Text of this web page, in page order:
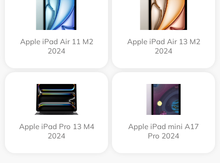
Apple iPad Air 11 M2
2024
Apple iPad Air 13 M2
2024
Apple iPad Pro 13 M4
2024
Apple iPad mini A17
Pro 2024